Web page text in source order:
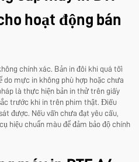
hoạt động bán
chính xác. Bản in đôi khi quá tối
do mực in không phù hợp hoặc chưa
là thực hiện bản in thử trên giấy
trước khi in trên phim thật. Điều
được. Nếu vẫn chưa đạt yêu cầu,
hiệu chuẩn màu để đảm bảo độ chính